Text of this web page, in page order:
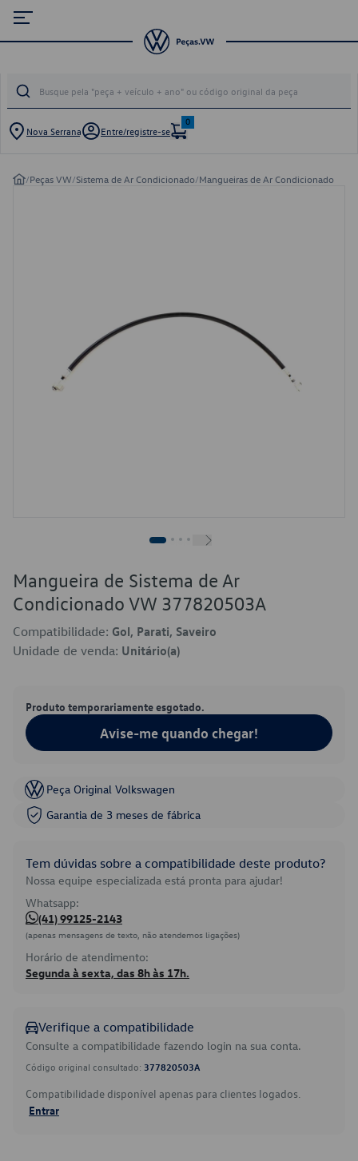
Nova Serrana Entre/registre-se
0
/Peças VW/Sistema de Ar Condicionado/Mangueiras de Ar Condicionado
Mangueira de Sistema de Ar
Condicionado VW 377820503A
Compatibilidade: Gol, Parati, Saveiro
Unidade de venda: Unitário(a)
Produto temporariamente esgotado.
Avise-me quando chegar!
Peça Original Volkswagen
Garantia de 3 meses de fábrica
Tem dúvidas sobre a compatibilidade deste produto?
Nossa equipe especializada está pronta para ajudar!
Whatsapp:
(41) 99125-2143
(apenas mensagens de texto, não atendemos ligações)
Horário de atendimento:
Segunda à sexta, das 8h às 17h.
Verifique a compatibilidade
Consulte a compatibilidade fazendo login na sua conta.
Código original consultado: 377820503A
Compatibilidade disponível apenas para clientes logados.
Entrar